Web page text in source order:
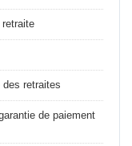
retraite
retraites
de paiement